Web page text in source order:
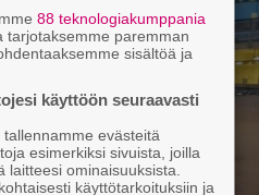
88 teknologiakumppania
tarjotaksemme paremman
sisältöä ja
käyttöön seuraavasti
evästeitä
esimerkiksi sivuista, joilla
laitteesi ominaisuuksista.
käyttötarkoituksiin ja